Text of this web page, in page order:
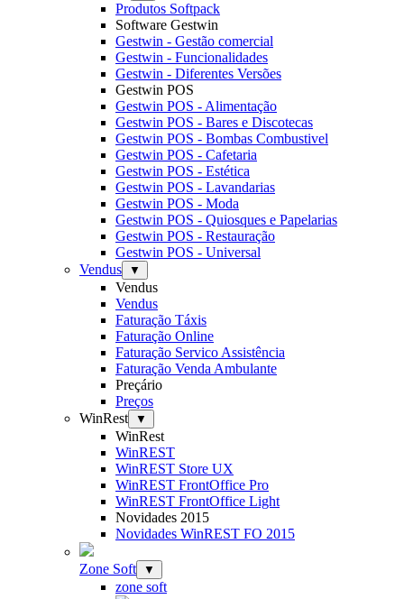
Produtos Softpack
Software Gestwin
Gestwin - Gestão comercial
Gestwin - Funcionalidades
Gestwin - Diferentes Versões
Gestwin POS
Gestwin POS - Alimentação
Gestwin POS - Bares e Discotecas
Gestwin POS - Bombas Combustivel
Gestwin POS - Cafetaria
Gestwin POS - Estética
Gestwin POS - Lavandarias
Gestwin POS - Moda
Gestwin POS - Quiosques e Papelarias
Gestwin POS - Restauração
Gestwin POS - Universal
Vendus
▼
Vendus
Vendus
Faturação Táxis
Faturação Online
Faturação Servico Assistência
Faturação Venda Ambulante
Preçário
Preços
WinRest
▼
WinRest
WinREST
WinREST Store UX
WinREST FrontOffice Pro
WinREST FrontOffice Light
Novidades 2015
Novidades WinREST FO 2015
Zone Soft ▼
zone soft